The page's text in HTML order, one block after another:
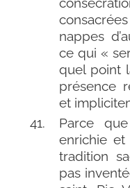
nappes
ce qui «
quel point
pré­sence
et
Parce
enri­chie
tra­di­tion
pas